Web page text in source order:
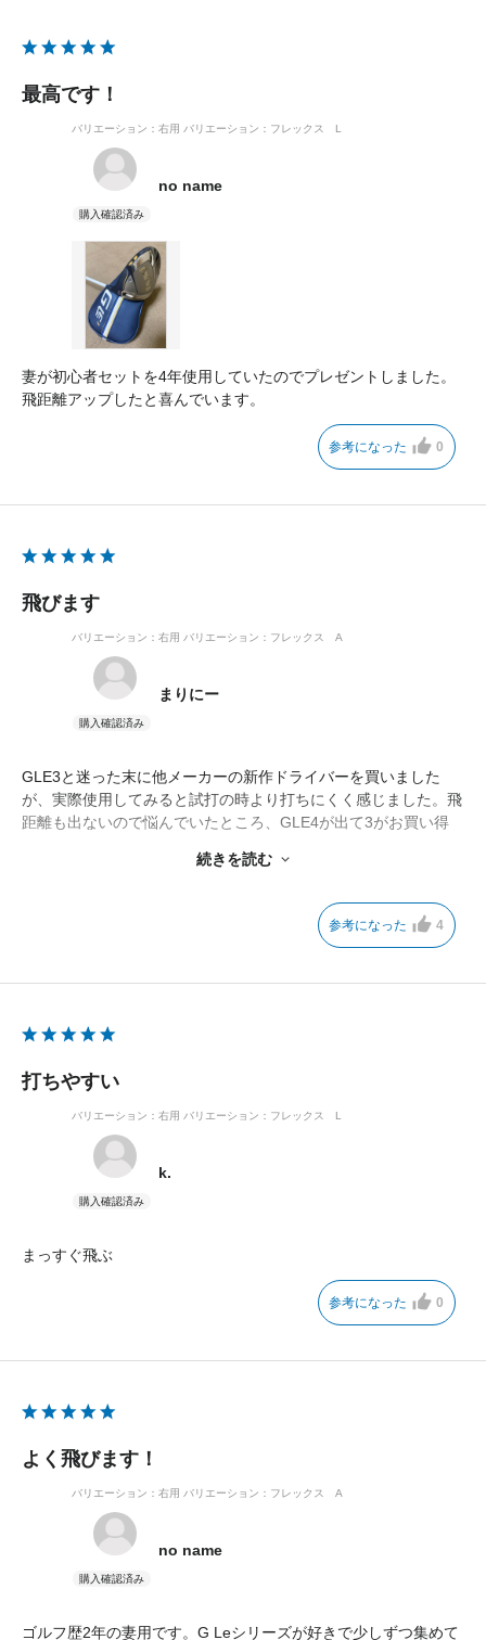
最高です！
バリエーション：右用 バリエーション：フレックス L
no name
妻が初心者セットを4年使用していたのでプレゼントしました。
飛距離アップしたと喜んでいます。
参考になった 0
飛びます
バリエーション：右用 バリエーション：フレックス A
まりにー
GLE3と迷った末に他メーカーの新作ドライバーを買いました
が、実際使用してみると試打の時より打ちにくく感じました。飛
距離も出ないので悩んでいたところ、GLE4が出て3がお買い得
に当たるとよく飛びます。ミスヒットでもそこそこ飛んでくれる
続きを読む
参考になった 4
打ちやすい
バリエーション：右用 バリエーション：フレックス L
k.
まっすぐ飛ぶ
参考になった 0
よく飛びます！
バリエーション：右用 バリエーション：フレックス A
no name
ゴルフ歴2年の妻用です。G Leシリーズが好きで少しずつ集めて